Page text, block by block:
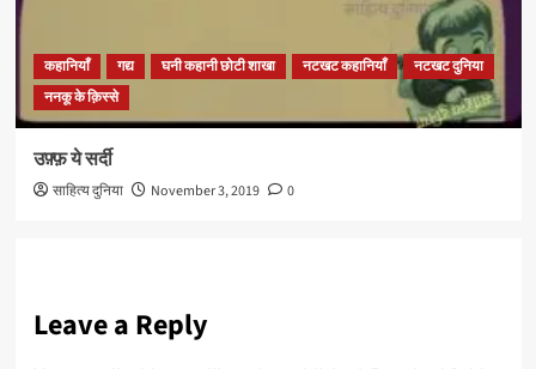
कहानियाँ गद्य घनी कहानी छोटी शाखा नटखट कहानियाँ
नटखट दुनिया
ननकू के क़िस्से
उफ़्फ़ ये सर्दी
साहित्य दुनिया November 3, 2019 0
Leave a Reply